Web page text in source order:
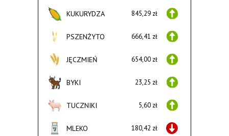
KUKURYDZA 845,29 zł
PSZENŻYTO 666,41 zł
JĘCZMIEŃ 654,00 zł
BYKI 23,25 zł
TUCZNIKI 5,60 zł
MLEKO 180,42 zł